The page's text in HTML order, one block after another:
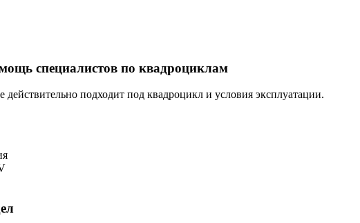
специалистов по квадроциклам
подходит под квадроцикл и условия эксплуатации.